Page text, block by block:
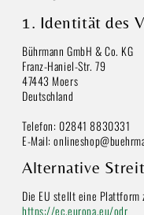
1. Identität des
Bührmann GmbH & Co. KG
Franz-Haniel-Str. 79
47443 Moers
Deutschland
Telefon: 02841 8830331
E-Mail:
Alternative
Die EU stellt eine
https://ec.europa.eu/odr